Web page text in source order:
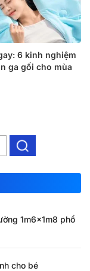
6 kinh nghiệm
ga gối cho mùa
1m6x1m8 phổ
cho bé